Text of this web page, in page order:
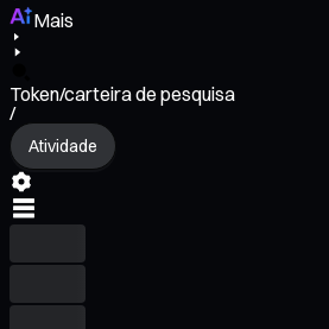
Mais
Token/carteira de pesquisa
/
Atividade